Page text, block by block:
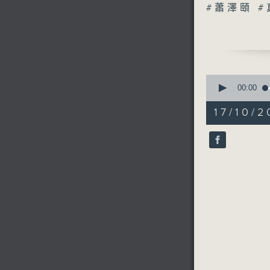
#蕭澤頤 #
seconds
51
minutes,
1
second
90%
00:00
17/10/